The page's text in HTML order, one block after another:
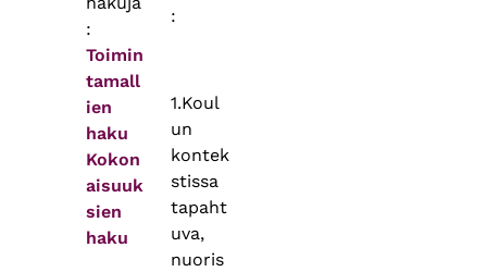
:
Toimin
tamall
ien
haku
Kokon
aisuuk
sien
haku
:
1.Koul
un
kontek
stissa
tapaht
uva,
nuoris